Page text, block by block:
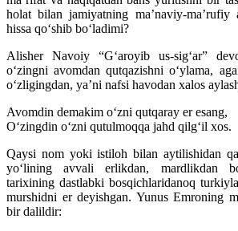
holat bilan jamiyatning maʼnaviy-maʼrufiy
hissa qoʻshib boʻladimi?
Alisher Navoiy “Gʻaroyib us-sigʻar”
oʻzingni avomdan qutqazishni oʻylama,
oʻzligingdan, yaʼni nafsi havodan xalos
Avomdin demakim oʻzni qutqaray er esang,
Oʻzingdin oʻzni qutulmoqqa jahd qilgʻil xos.
Qaysi nom yoki istiloh bilan aytilishidan
yoʻlining avvali erlikdan, mardlikdan
tarixining dastlabki bosqichlaridanoq
murshidni er deyishgan. Yunus Emroning
bir dalildir: